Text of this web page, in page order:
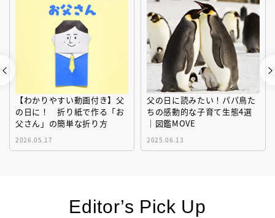
【わかりやすい動画付き】父
の日に！ 折り紙で作る「お
父さん」の簡単な折り方
2026.05.17
父の日に読みたい！パパ鳥た
ちの感動的な子育て生態4選
｜図鑑MOVE
2025.06.13
Editor’s Pick Up